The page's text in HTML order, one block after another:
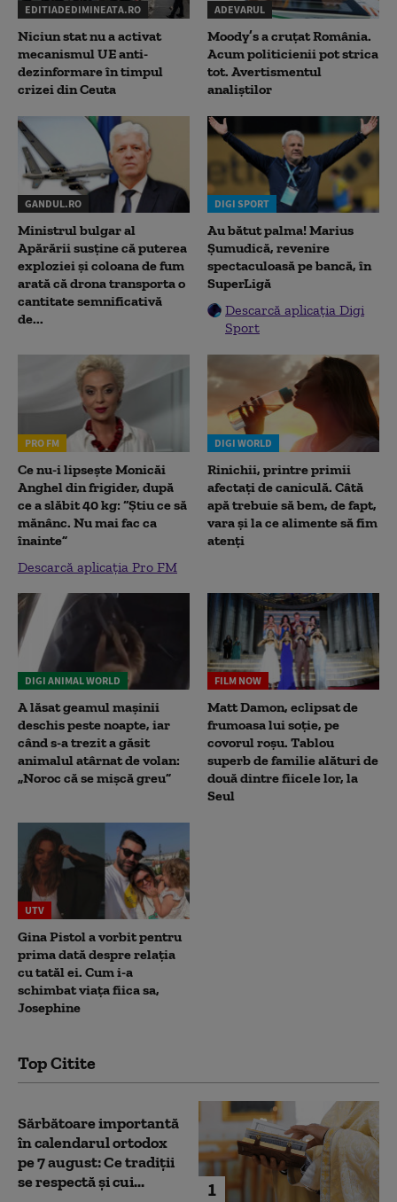
EDITIADEDIMINEATA.RO
Niciun stat nu a activat
mecanismul UE anti-
dezinformare în timpul
crizei din Ceuta
ADEVARUL
Moody’s a cruțat România.
Acum politicienii pot strica
tot. Avertismentul
analiștilor
GANDUL.RO
Ministrul bulgar al
Apărării susține că puterea
exploziei și coloana de fum
arată că drona transporta o
cantitate semnificativă
de...
DIGI SPORT
Au bătut palma! Marius
Șumudică, revenire
spectaculoasă pe bancă, în
SuperLigă
Descarcă aplicația Digi
Sport
PRO FM
Ce nu-i lipsește Monicăi
Anghel din frigider, după
ce a slăbit 40 kg: “Știu ce să
mănânc. Nu mai fac ca
înainte”
Descarcă aplicația Pro FM
DIGI WORLD
Rinichii, printre primii
afectați de caniculă. Câtă
apă trebuie să bem, de fapt,
vara și la ce alimente să fim
atenți
DIGI ANIMAL WORLD
A lăsat geamul mașinii
deschis peste noapte, iar
când s-a trezit a găsit
animalul atârnat de volan:
„Noroc că se mișcă greu”
FILM NOW
Matt Damon, eclipsat de
frumoasa lui soție, pe
covorul roșu. Tablou
superb de familie alături de
două dintre fiicele lor, la
Seul
UTV
Gina Pistol a vorbit pentru
prima dată despre relația
cu tatăl ei. Cum i-a
schimbat viața fiica sa,
Josephine
Top Citite
1
Sărbătoare importantă
în calendarul ortodox
pe 7 august: Ce tradiții
se respectă și cui...